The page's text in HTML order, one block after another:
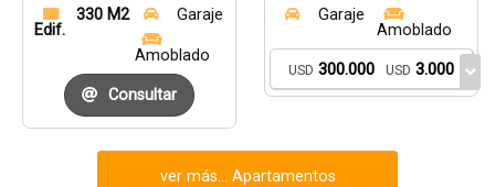
330 M2
Edif.
Garaje
Amoblado
Consultar
Garaje
Amoblado
USD 300.000 USD 3.000
ver más... Apartamentos